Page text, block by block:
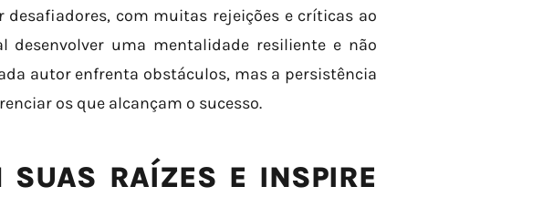
com muitas rejeições e críticas ao
desenvolver uma mentalidade resiliente e não
autor enfrenta obstáculos, mas a persistência
os que alcançam o sucesso.
SUAS RAÍZES E INSPIRE